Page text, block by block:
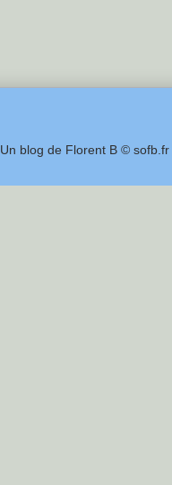
Un blog de Florent B ©